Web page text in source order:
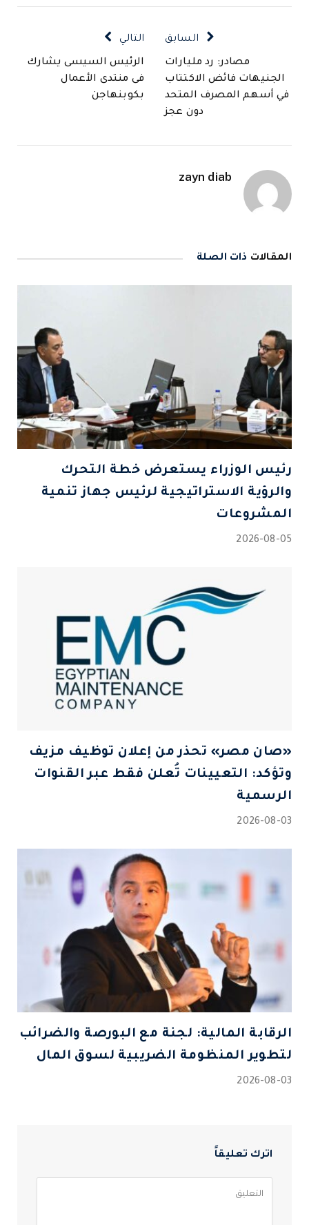
السابق
مصادر: رد مليارات
الجنيهات فائض الاكتتاب
في أسهم المصرف المتحد
دون عجز
التالي
الرئيس السيسى يشارك
فى منتدى الأعمال
بكوبنهاجن
zayn diab
المقالات ذات الصلة
رئيس الوزراء يستعرض خطة التحرك
والرؤية الاستراتيجية لرئيس جهاز تنمية
المشروعات
2026-08-05
«صان مصر» تحذر من إعلان توظيف مزيف
وتؤكد: التعيينات تُعلن فقط عبر القنوات
الرسمية
2026-08-03
الرقابة المالية: لجنة مع البورصة والضرائب
لتطوير المنظومة الضريبية لسوق المال
2026-08-03
اترك تعليقاً